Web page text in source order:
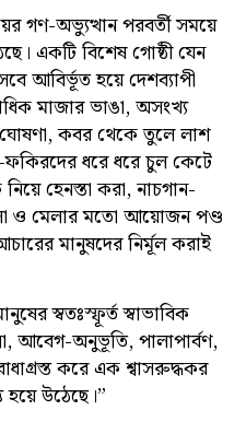
গণ-অভ্যুত্থান পরবর্তী সময়ে
একটি বিশেষ গোষ্ঠী যেন
আবির্ভূত হয়ে দেশব্যাপী
মাজার ভাঙা, অসংখ্য
কবর থেকে তুলে লাশ
ফকিরদের ধরে ধরে চুল কেটে
হেনস্তা করা, নাচগান-
ও মেলার মতো আয়োজন পণ্ড
মানুষদের নির্মূল করাই
স্বতঃস্ফূর্ত স্বাভাবিক
আবেগ-অনুভূতি, পালাপার্বণ,
করে এক শ্বাসরুদ্ধকর
হয়ে উঠেছে।”